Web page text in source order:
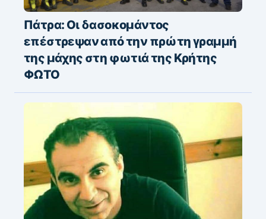
Πάτρα: Οι δασοκομάντος
επέστρεψαν από την πρώτη γραμμή
της μάχης στη φωτιά της Κρήτης
ΦΩΤΟ